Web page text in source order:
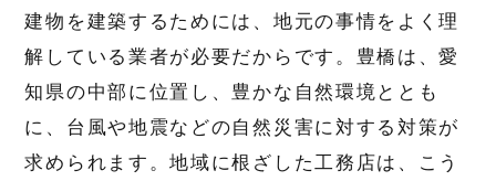
建物を建築するためには、地元の事情をよく理
解している業者が必要だからです。豊橋は、愛
知県の中部に位置し、豊かな自然環境ととも
に、台風や地震などの自然災害に対する対策が
求められます。地域に根ざした工務店は、こう